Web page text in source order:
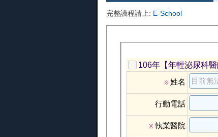
完整議程請上: E-School